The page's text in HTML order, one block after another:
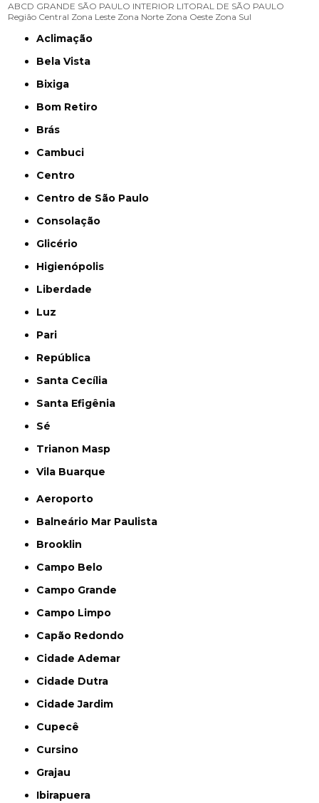
ABCD GRANDE SÃO PAULO INTERIOR LITORAL DE SÃO PAULO
Região Central Zona Leste Zona Norte Zona Oeste Zona Sul
Aclimação
Bela Vista
Bixiga
Bom Retiro
Brás
Cambuci
Centro
Centro de São Paulo
Consolação
Glicério
Higienópolis
Liberdade
Luz
Pari
República
Santa Cecília
Santa Efigênia
Sé
Trianon Masp
Vila Buarque
Aeroporto
Balneário Mar Paulista
Brooklin
Campo Belo
Campo Grande
Campo Limpo
Capão Redondo
Cidade Ademar
Cidade Dutra
Cidade Jardim
Cupecê
Cursino
Grajau
Ibirapuera